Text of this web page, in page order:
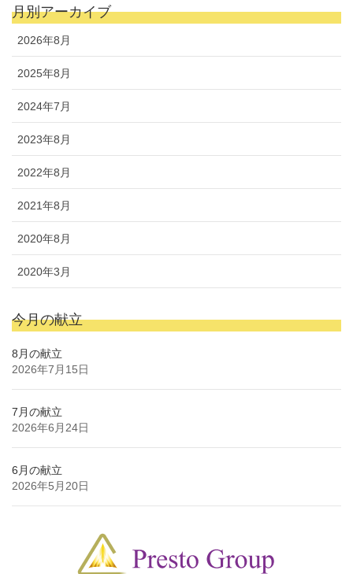
月別アーカイブ
2026年8月
2025年8月
2024年7月
2023年8月
2022年8月
2021年8月
2020年8月
2020年3月
今月の献立
8月の献立
2026年7月15日
7月の献立
2026年6月24日
6月の献立
2026年5月20日